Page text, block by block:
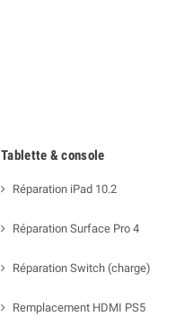
Tablette & console
Réparation iPad 10.2
Réparation Surface Pro 4
Réparation Switch (charge)
Remplacement HDMI PS5